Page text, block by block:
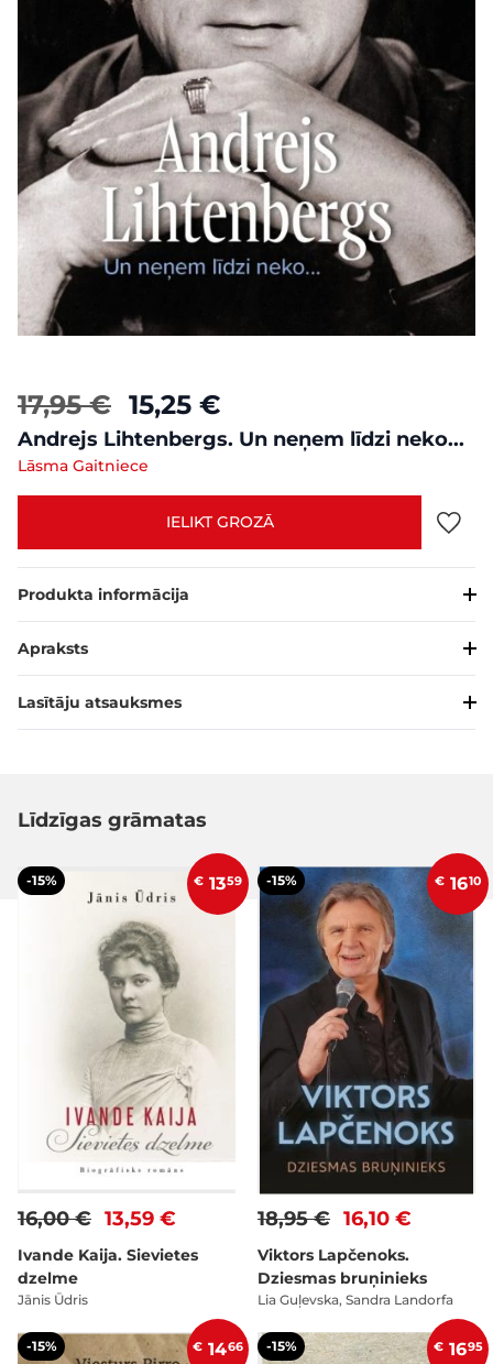
17,95 € 15,25 €
Andrejs Lihtenbergs. Un neņem līdzi neko...
Lāsma Gaitniece
IELIKT GROZĀ
Produkta informācija
Apraksts
Lasītāju atsauksmes
Līdzīgas grāmatas
-15% € 1359
13,59 €
16,00 €
Ivande Kaija. Sievietes
dzelme
Jānis Ūdris
-15% € 1610
16,10 €
18,95 €
Viktors Lapčenoks.
Dziesmas bruņinieks
Lia Guļevska, Sandra Landorfa
-15% € 1466 -15% € 1695